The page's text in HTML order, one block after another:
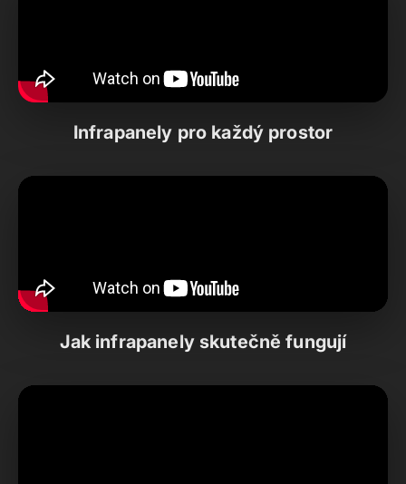
Infrapanely pro každý prostor
Jak infrapanely skutečně fungují